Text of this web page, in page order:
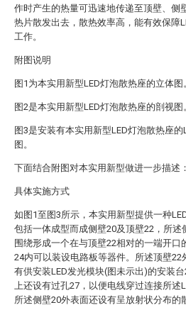
作时产生的热量可迅速地传递至顶壁、侧
热片散发出去，散热效率高，能有效保障
工作。
附图说明
图1为本实用新型LED灯泡散热座的立体图
图2是本实用新型LED灯泡散热座的剖视图
图3是安装有本实用新型LED灯泡散热座的
图。
下面结合附图对本实用新型做进一步描述：
具体实施方式
如图1至图3所示，本实用新型提供一种
包括一体成型而成侧壁20及顶壁22，所述
围绕形成一个在与顶壁22相对的一端开口
24内可以装设电路板等器件。所述顶壁22
有供安装LED发光模块(图未示出)的安装
上还设有过孔27，以便电线穿过连接所述
所述侧壁20外表面还设有呈放射状分布的